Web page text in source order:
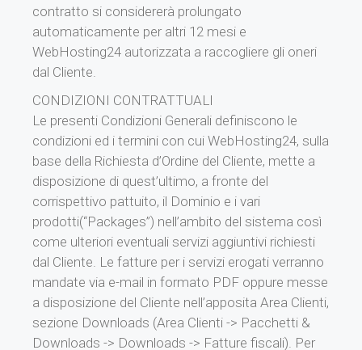
contratto si considererà prolungato
automaticamente per altri 12 mesi e
WebHosting24 autorizzata a raccogliere gli oneri
dal Cliente.
CONDIZIONI CONTRATTUALI
Le presenti Condizioni Generali definiscono le
condizioni ed i termini con cui WebHosting24, sulla
base della Richiesta d’Ordine del Cliente, mette a
disposizione di quest’ultimo, a fronte del
corrispettivo pattuito, il Dominio e i vari
prodotti(“Packages”) nell’ambito del sistema così
come ulteriori eventuali servizi aggiuntivi richiesti
dal Cliente. Le fatture per i servizi erogati verranno
mandate via e-mail in formato PDF oppure messe
a disposizione del Cliente nell’apposita Area Clienti,
sezione Downloads (Area Clienti -> Pacchetti &
Downloads -> Downloads -> Fatture fiscali). Per